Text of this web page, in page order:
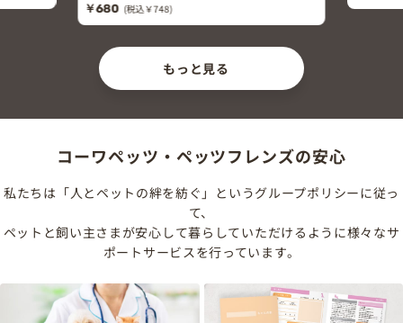
￥680 (税込￥748)
もっと見る
コーワペッツ・ペッツフレンズの安心
私たちは「人とペットの絆を紡ぐ」というグループポリシーに従っ
て、
ペットと飼い主さまが安心して暮らしていただけるように様々なサ
ポートサービスを行っています。